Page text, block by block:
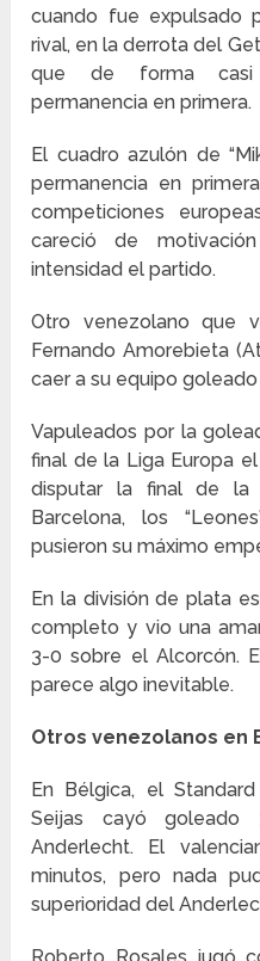
cuando fue expulsado
rival, en la derrota del
que de forma casi
permanencia en primera.
El cuadro azulón de
permanencia en
competiciones
careció de
intensidad el partido.
Otro venezolano que
Fernando Amorebieta
caer a su equipo
Vapuleados por la
final de la Liga Europa
disputar la final de
Barcelona, los
pusieron su máximo
En la división de plata
completo y vio una
3-0 sobre el Alcorcón.
parece algo inevitable.
Otros venezolanos en
En Bélgica, el
Seijas cayó
Anderlecht. El
minutos, pero nada
superioridad del